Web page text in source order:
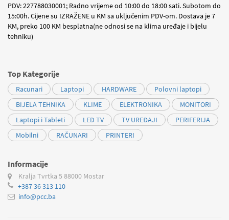
PDV: 227788030001; Radno vrijeme od 10:00 do 18:00 sati. Subotom do
15:00h. Cijene su IZRAŽENE u KM sa uključenim PDV-om. Dostava je 7
KM, preko 100 KM besplatna(ne odnosi se na klima uređaje i bijelu
tehniku)
Top Kategorije
Racunari Laptopi HARDWARE
Polovni laptopi
BIJELA TEHNIKA
KLIME ELEKTRONIKA
MONITORI
Laptopi i Tableti
LED TV TV UREĐAJI
PERIFERIJA
Mobilni
RAČUNARI PRINTERI
Informacije
Kralja Tvrtka 5 88000 Mostar
+387 36 313 110
info@pcc.ba